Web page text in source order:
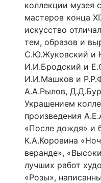
коллекции музея
мастеров конца
искусство
тем, образов и
С.Ю.Жуковский и
И.И.Бродский и
И.И.Машков и
А.А.Рылов,
Украшением
произведения
«После дождя» и
К.А.Коровина
веранде»,
лучших работ
«Розы»,